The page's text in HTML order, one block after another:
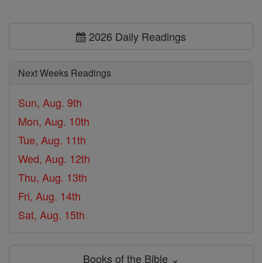
2026 Daily Readings
Next Weeks Readings
Sun, Aug. 9th
Mon, Aug. 10th
Tue, Aug. 11th
Wed, Aug. 12th
Thu, Aug. 13th
Fri, Aug. 14th
Sat, Aug. 15th
Books of the Bible ⌄